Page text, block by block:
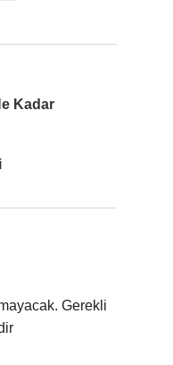
Kadar
Gerekli